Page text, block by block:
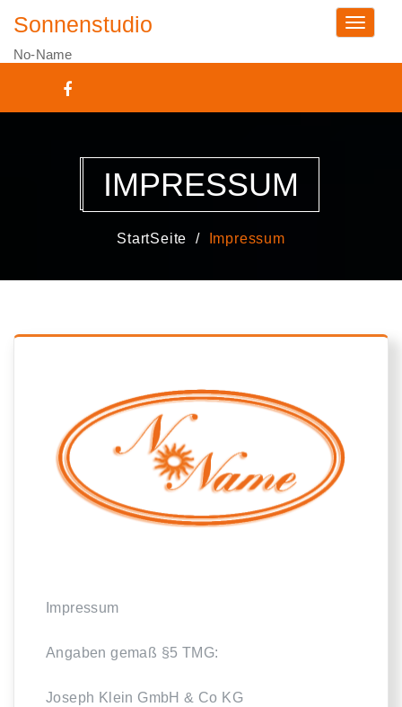
Toggle
Sonnenstudio
No-Name
IMPRESSUM
StartSeite Impressum
Impressum
Angaben gemaß §5 TMG:
Joseph Klein GmbH & Co KG